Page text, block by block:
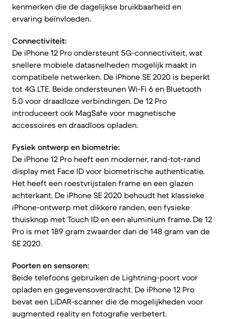
kenmerken die de dagelijkse bruikbaarheid en
ervaring beïnvloeden.
Connectiviteit:
De iPhone 12 Pro ondersteunt 5G-connectiviteit, wat
snellere mobiele datasnelheden mogelijk maakt in
compatibele netwerken. De iPhone SE 2020 is beperkt
tot 4G LTE. Beide ondersteunen Wi-Fi 6 en Bluetooth
5.0 voor draadloze verbindingen. De 12 Pro
introduceert ook MagSafe voor magnetische
accessoires en draadloos opladen.
Fysiek ontwerp en biometrie:
De iPhone 12 Pro heeft een moderner, rand-tot-rand
display met Face ID voor biometrische authenticatie.
Het heeft een roestvrijstalen frame en een glazen
achterkant. De iPhone SE 2020 behoudt het klassieke
iPhone-ontwerp met dikkere randen, een fysieke
thuisknop met Touch ID en een aluminium frame. De 12
Pro is met 189 gram zwaarder dan de 148 gram van de
SE 2020.
Poorten en sensoren:
Beide telefoons gebruiken de Lightning-poort voor
opladen en gegevensoverdracht. De iPhone 12 Pro
bevat een LiDAR-scanner die de mogelijkheden voor
augmented reality en fotografie verbetert.